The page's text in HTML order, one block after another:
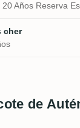
Años Reserva
cher
de